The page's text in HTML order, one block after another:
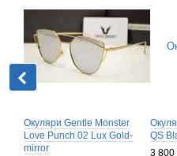
Окуляри Gentle Monster
Love Punch 02 Lux Gold-
mirror
QS
3 800